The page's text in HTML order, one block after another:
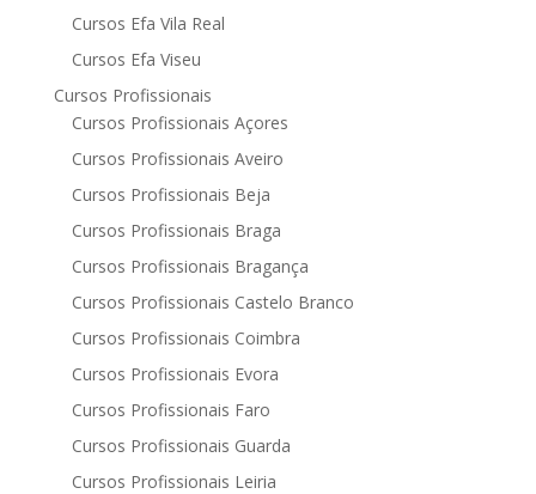
Cursos Efa Vila Real
Cursos Efa Viseu
Cursos Profissionais
Cursos Profissionais Açores
Cursos Profissionais Aveiro
Cursos Profissionais Beja
Cursos Profissionais Braga
Cursos Profissionais Bragança
Cursos Profissionais Castelo Branco
Cursos Profissionais Coimbra
Cursos Profissionais Evora
Cursos Profissionais Faro
Cursos Profissionais Guarda
Cursos Profissionais Leiria